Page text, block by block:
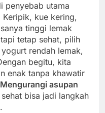
penyebab utama
Keripik, kue kering,
tinggi lemak
tetap sehat, pilih
rendah lemak,
begitu, kita
enak tanpa khawatir
Mengurangi asupan
bisa jadi langkah